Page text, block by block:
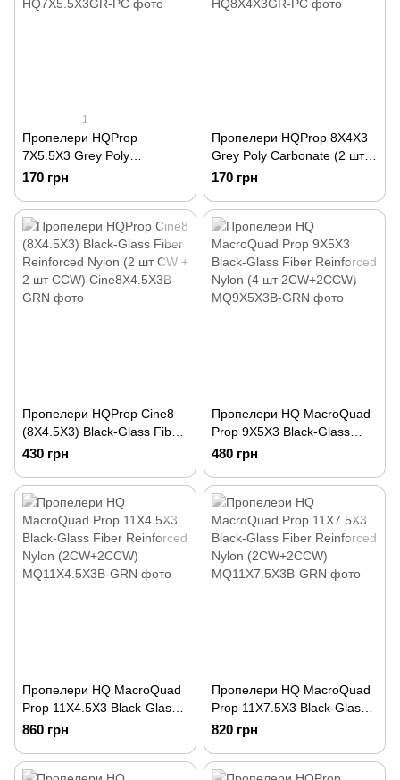
1
Пропелери HQProp
7X5.5X3 Grey Poly
Carbonate (комплект 4 шт)
170 грн
Пропелери HQProp 8X4X3
Grey Poly Carbonate (2 шт
CW+CCW)
170 грн
Пропелери HQProp Cine8
(8X4.5X3) Black-Glass Fiber
Reinforced Nylon (2 шт CW +
430 грн
Пропелери HQ MacroQuad
Prop 9X5X3 Black-Glass
Fiber Reinforced Nylon (4 шт
480 грн
Пропелери HQ MacroQuad
Prop 11X4.5X3 Black-Glass
Fiber Reinforced Nylon
860 грн
Пропелери HQ MacroQuad
Prop 11X7.5X3 Black-Glass
Fiber Reinforced Nylon
820 грн